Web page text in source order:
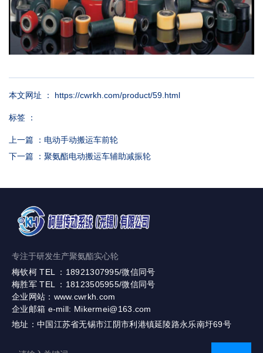
本文网址 ： https://cwrkh.com/product/59.html
标签 ：
上一篇 ： 电动手动搬运车前轮
下一篇 ： 聚氨酯电动搬运车辅助减振轮
专注于研发生产聚氨酯实心轮
梅钦柯 TEL ：18921307995/微信同号
梅胜军 TEL ：18123505955/微信同号
企业网站：www.cwrkh.com
企业邮箱 e-mill: Mikermei@163.com
地址：中国江苏省无锡市江阴市利港镇延陵路永乐南圩69号